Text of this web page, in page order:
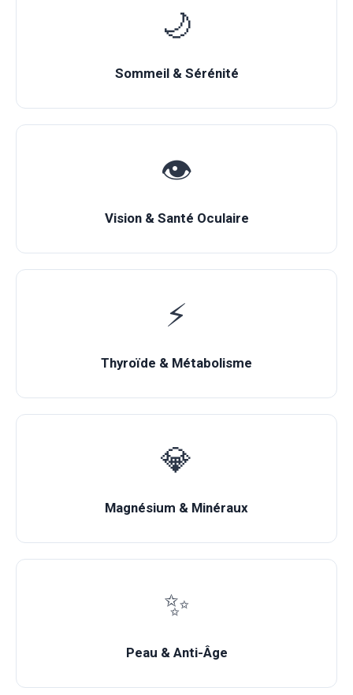
🌙
Sommeil & Sérénité
👁️
Vision & Santé Oculaire
⚡
Thyroïde & Métabolisme
💎
Magnésium & Minéraux
✨
Peau & Anti-Âge